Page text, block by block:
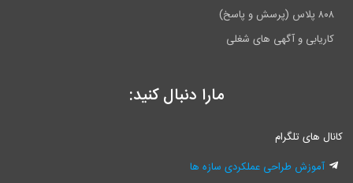
و آگهی های شغلی
مارا دنبال کنید:
های تلگرام
آموزش طراحی عملکردی سازه ها